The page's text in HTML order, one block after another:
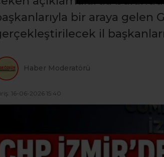
bir araya gelen
il
Haber Moderatörü
16-06-2026 15:40